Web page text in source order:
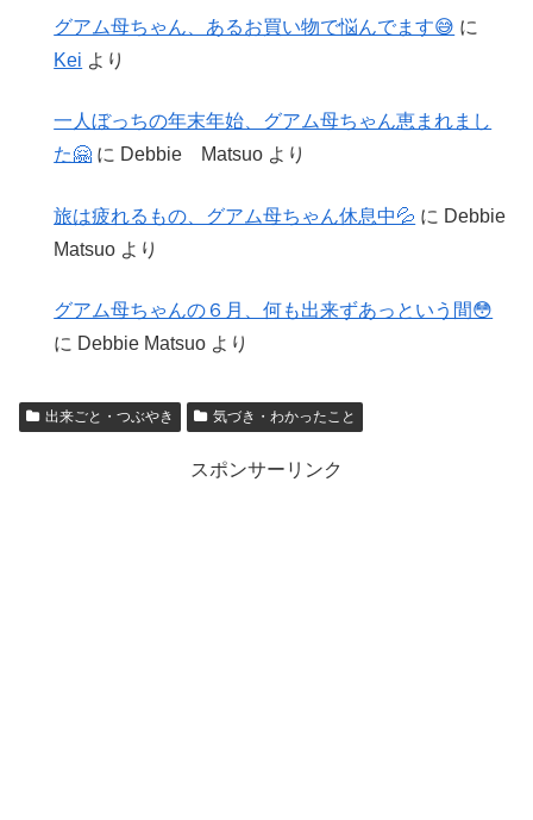
グアム母ちゃん、あるお買い物で悩んでます😅 に
Kei より
一人ぼっちの年末年始、グアム母ちゃん恵まれまし
た🤗 に Debbie Matsuo より
旅は疲れるもの、グアム母ちゃん休息中💦 に Debbie
Matsuo より
グアム母ちゃんの６月、何も出来ずあっという間😳
に Debbie Matsuo より
出来ごと・つぶやき 気づき・わかったこと
スポンサーリンク